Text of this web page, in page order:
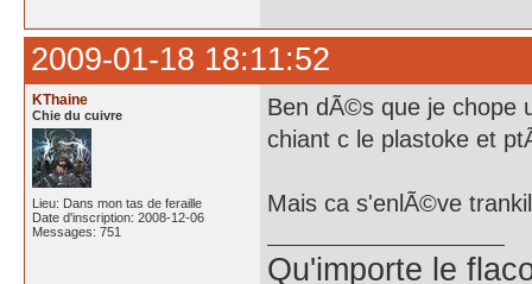
2009-01-18 18:11:52
KThaine
Chie du cuivre
Lieu: Dans mon tas de feraille
Date d'inscription: 2008-12-06
Messages: 751
Ben dÃ©s que je chope
chiant c le plastoke et
Mais ca s'enlÃ©ve
Qu'importe le